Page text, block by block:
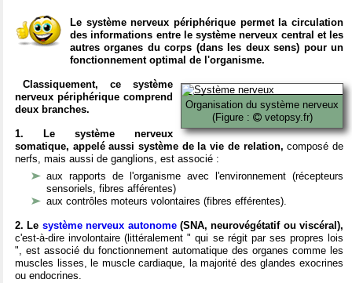
Le système nerveux périphérique permet la circulation
des informations entre le système nerveux central et les
autres organes du corps (dans les deux sens) pour un
fonctionnement optimal de l'organisme.
Organisation du système nerveux
(Figure :
vetopsy.fr)
Classiquement, ce système
nerveux périphérique comprend
deux branches.
1. Le système nerveux
somatique, appelé aussi système de la vie de relation, composé de
nerfs, mais aussi de ganglions, est associé :
aux rapports de l'organisme avec l'environnement (récepteurs
sensoriels, fibres afférentes)
aux contrôles moteurs volontaires (fibres efférentes).
2. Le système nerveux autonome(SNA, neurovégétatif ou viscéral),
c'est-à-dire involontaire (littéralement " qui se régit par ses propres lois
", est associé du fonctionnement automatique des organes comme les
muscles lisses, le muscle cardiaque, la majorité des glandes exocrines
ou endocrines.